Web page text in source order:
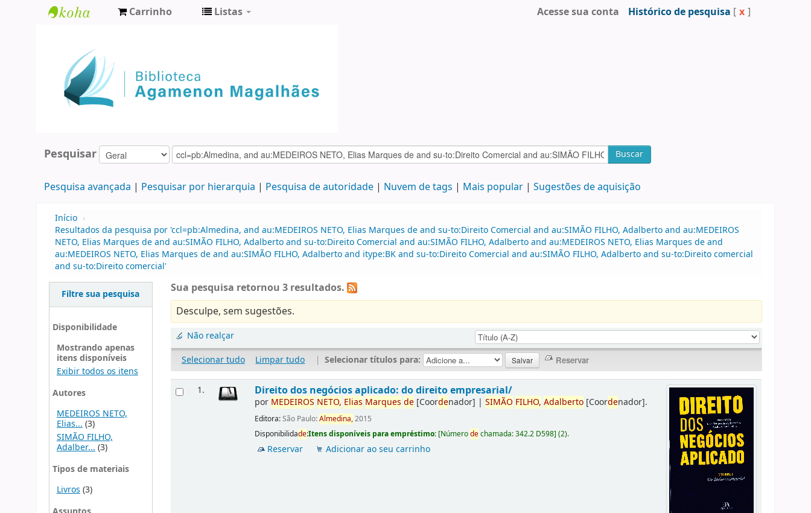
Agamenon
Magalhães
Carrinho Listas Acesse sua conta Histórico de pesquisa [ x ]
Pesquisar Buscar
Pesquisa avançada Pesquisar por hierarquia Pesquisa de autoridade Nuvem de tags Mais popular Sugestões de aquisição
Início ›
Resultados da pesquisa por 'ccl=pb:Almedina, and au:MEDEIROS NETO, Elias Marques de and su-to:Direito Comercial and au:SIMÃO FILHO, Adalberto and au:MEDEIROS
NETO, Elias Marques de and au:SIMÃO FILHO, Adalberto and su-to:Direito Comercial and au:SIMÃO FILHO, Adalberto and au:MEDEIROS NETO, Elias Marques de and
au:MEDEIROS NETO, Elias Marques de and au:SIMÃO FILHO, Adalberto and itype:BK and su-to:Direito Comercial and au:SIMÃO FILHO, Adalberto and su-to:Direito comercial
and su-to:Direito comercial'
Filtre sua pesquisa
Disponibilidade
Mostrando apenas
itens disponíveis
Exibir todos os itens
Autores
MEDEIROS NETO,
Elias...(3)
SIMÃO FILHO,
Adalber... (3)
Tipos de materiais
Livros(3)
Sua pesquisa retornou 3 resultados.
Desculpe, sem sugestões.
Não realçar
Selecionar tudo
Limpar tudo | Selecionar títulos para:
1. Direito dos negócios aplicado: do direito empresarial/
por MEDEIROS NETO, Elias Marques de [Coordenador] |SIMÃO FILHO, Adalberto [Coordenador].
Editora:São Paulo:Almedina,2015
Disponibilidade:Itens disponíveis para empréstimo: [Númerodechamada:342.2 D598](2).
Reservar Adicionar ao seu carrinho